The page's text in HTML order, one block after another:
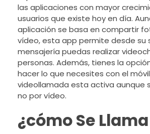
las aplicaciones con mayor
usuarios que existe hoy en día.
aplicación se basa en compartir
vídeo, esta app permite desde su
mensajería puedas realizar
personas. Además, tienes la
hacer lo que necesites con el
videollamada esta activa aunque
no por vídeo.
¿cómo Se Llama